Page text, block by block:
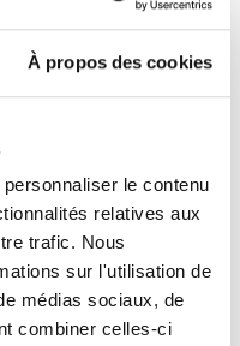
À propos des cookies
le contenu
relatives aux
trafic. Nous
sur l'utilisation de
médias sociaux, de
combiner celles-ci